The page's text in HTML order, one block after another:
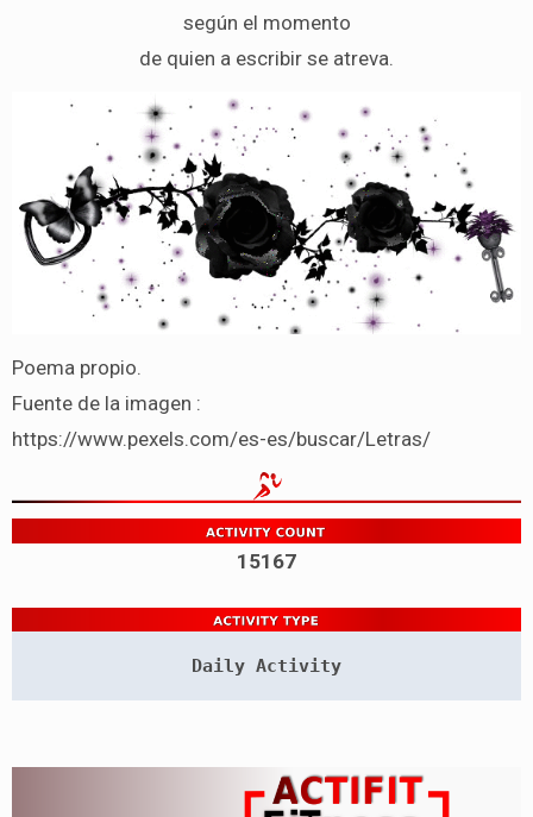
según el momento
de quien a escribir se atreva.
Poema propio.
Fuente de la imagen :
https://www.pexels.com/es-es/buscar/Letras/
15167
Daily Activity